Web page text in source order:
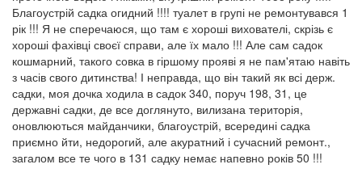
Благоустрій садка огидний !!!! туалет в групі не ремонтувався 1
рік !!! Я не сперечаюся, що там є хороші вихователі, скрізь є
хороші фахівці своєї справи, але їх мало !!! Але сам садок
кошмарний, такого совка в гіршому прояві я не пам'ятаю навіть
з часів свого дитинства! І неправда, що він такий як всі держ.
садки, моя дочка ходила в садок 340, поруч 198, 31, це
державні садки, де все доглянуто, вилизана територія,
оновлюються майданчики, благоустрій, всередині садка
приємно йти, недорогий, але акуратний і сучасний ремонт.,
загалом все те чого в 131 садку немає напевно років 50 !!!